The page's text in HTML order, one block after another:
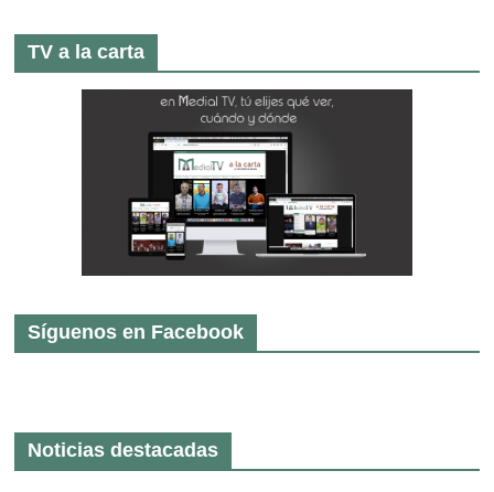
TV a la carta
Síguenos en Facebook
Noticias destacadas